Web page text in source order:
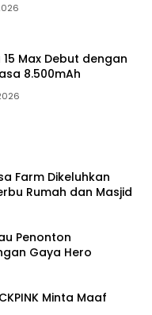
Max Debut dengan
8.500mAh
Farm Dikeluhkan
Rumah dan Masjid
Penonton
Gaya Hero
Minta Maaf